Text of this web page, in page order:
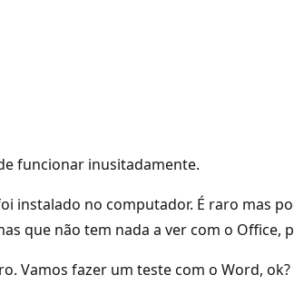
funcionar inusitadamente.
instalado no computador. É raro mas
que não tem nada a ver com o Office,
fazer um teste com o Word, ok?